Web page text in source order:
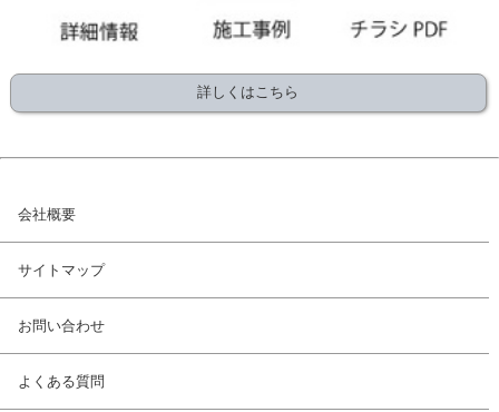
詳しくはこちら
会社概要
サイトマップ
お問い合わせ
よくある質問